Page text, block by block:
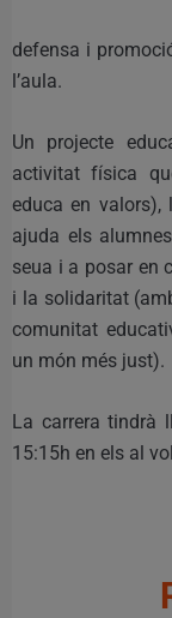
defensa i
l’aula.
Un projecte
activitat física
educa en valors),
ajuda els
seua i a posar en
i la solidaritat
comunitat
un món més just).
La carrera tindrà
15:15h en els al